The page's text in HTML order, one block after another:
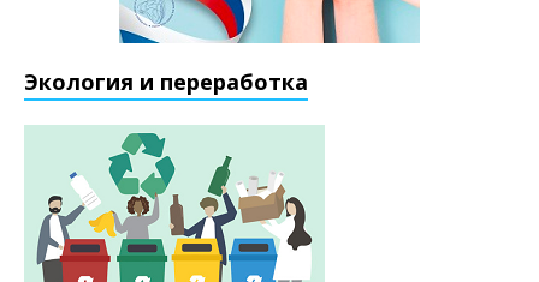
Экология и переработка